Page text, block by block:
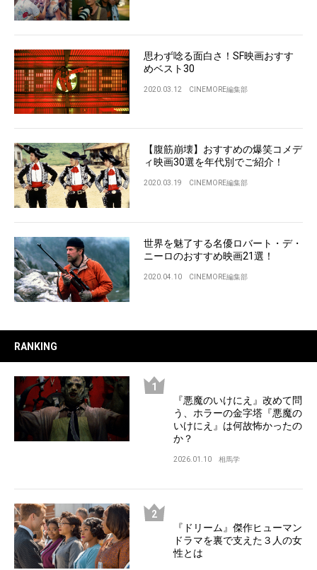
思わず唸る面白さ！SF映画おすす
めベスト30
2020.03.12 CINEMORE編集部
【腹筋崩壊】おすすめの爆笑コメデ
ィ映画30選を年代別でご紹介！
2020.03.19 CINEMORE編集部
世界を魅了する名優ロバート・デ・
ニーロのおすすめ映画21選！
2020.04.10 CINEMORE編集部
RANKING
『悪魔のいけにえ』改めて問
う、ホラーの金字塔『悪魔の
いけにえ』は何故怖かったの
か？
2026.01.10 相馬学
『ドリーム』傑作ヒューマン
ドラマを裏で支えた３人の女
性とは